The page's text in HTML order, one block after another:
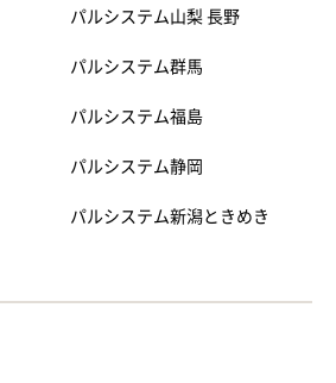
パルシステム山梨 長野
パルシステム群馬
パルシステム福島
パルシステム静岡
パルシステム新潟ときめき